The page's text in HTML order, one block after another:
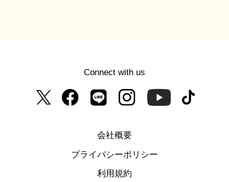
Connect with us
会社概要
プライバシーポリシー
利用規約